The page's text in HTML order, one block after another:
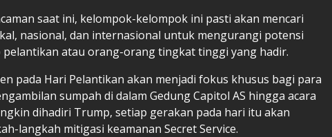
saat ini, kelompok-kelompok ini pasti akan mencari
nasional, dan internasional untuk mengurangi potensi
pelantikan atau orang-orang tingkat tinggi yang hadir.
pada Hari Pelantikan akan menjadi fokus khusus bagi para
sumpah di dalam Gedung Capitol AS hingga acara
dihadiri Trump, setiap gerakan pada hari itu akan
langkah mitigasi keamanan Secret Service.